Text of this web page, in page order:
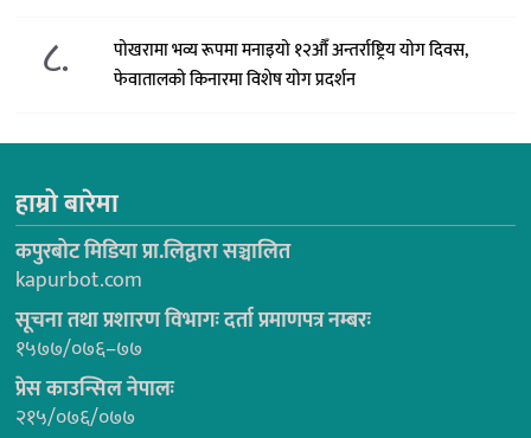
८.
पोखरामा भव्य रूपमा मनाइयो १२औँ अन्तर्राष्ट्रिय योग दिवस,
फेवातालको किनारमा विशेष योग प्रदर्शन
हाम्रो बारेमा
कपुरबोट मिडिया प्रा.लिद्वारा सञ्चालित
kapurbot.com
सूचना तथा प्रशारण विभागः दर्ता प्रमाणपत्र नम्बरः
१५७७/०७६–७७
प्रेस काउन्सिल नेपालः
२१५/०७६/०७७